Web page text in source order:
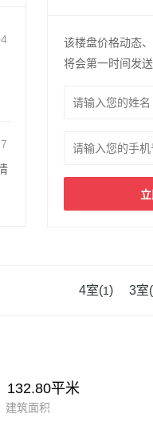
该楼盘价格动态
将会第一时间发
3室(
4室(1)
132.80平米
建筑面积